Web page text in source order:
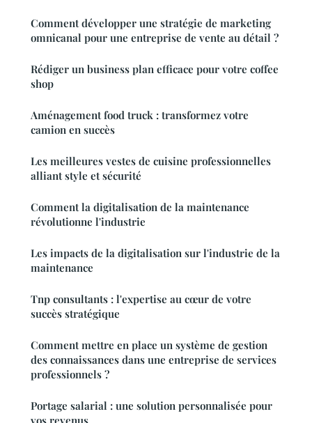
Comment développer une stratégie de marketing
omnicanal pour une entreprise de vente au détail ?
Rédiger un business plan efficace pour votre coffee
shop
Aménagement food truck : transformez votre
camion en succès
Les meilleures vestes de cuisine professionnelles
alliant style et sécurité
Comment la digitalisation de la maintenance
révolutionne l'industrie
Les impacts de la digitalisation sur l'industrie de la
maintenance
Tnp consultants : l'expertise au cœur de votre
succès stratégique
Comment mettre en place un système de gestion
des connaissances dans une entreprise de services
professionnels ?
Portage salarial : une solution personnalisée pour